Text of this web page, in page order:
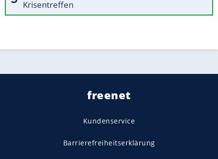
Krisentreffen
freenet
Kundenservice
Barrierefreiheitserklärung